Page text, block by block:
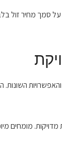
על סמך מחיר זול
מומחים